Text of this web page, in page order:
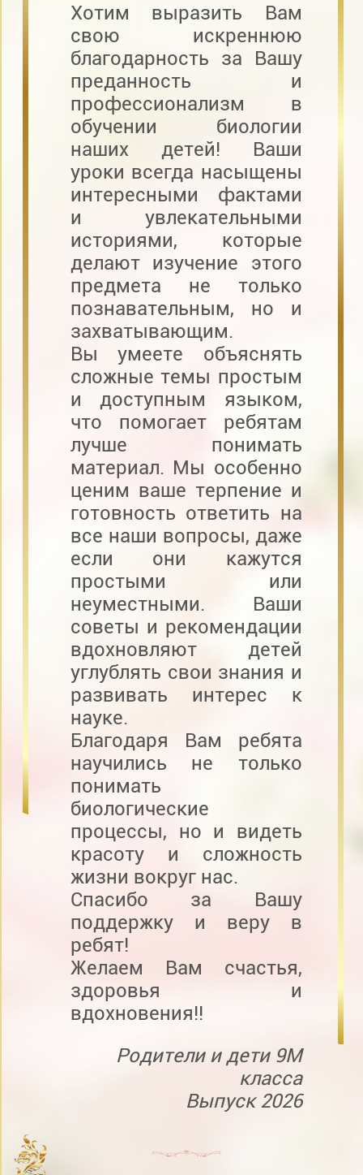
Хотим выразить Вам
свою искреннюю
благодарность за Вашу
преданность и
профессионализм в
обучении биологии
наших детей! Ваши
уроки всегда насыщены
интересными фактами
и увлекательными
историями, которые
делают изучение этого
предмета не только
познавательным, но и
захватывающим.
Вы умеете объяснять
сложные темы простым
и доступным языком,
что помогает ребятам
лучше понимать
материал. Мы особенно
ценим ваше терпение и
готовность ответить на
все наши вопросы, даже
если они кажутся
простыми или
неуместными. Ваши
советы и рекомендации
вдохновляют детей
углублять свои знания и
развивать интерес к
науке.
Благодаря Вам ребята
научились не только
понимать
биологические
процессы, но и видеть
красоту и сложность
жизни вокруг нас.
Спасибо за Вашу
поддержку и веру в
ребят!
Желаем Вам счастья,
здоровья и
вдохновения!!
Родители и дети 9М
класса
Выпуск 2026